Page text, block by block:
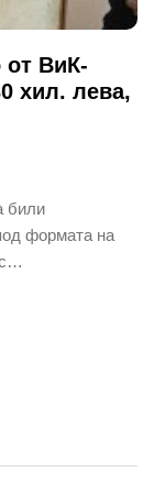
от ВиК-
хил. лева,
били
формата на
с…